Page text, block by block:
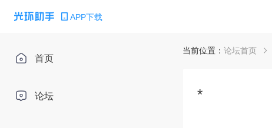
APP下载
首页
论坛
当前位置： 论坛首页
*